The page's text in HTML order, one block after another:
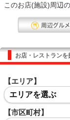
このお店(施設)周辺
お店・レストランを
【エリア】
エリアを選ぶ
【市区町村】